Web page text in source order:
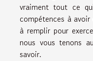
vraiment tout ce
compétences à
à remplir pour
nous vous tenons
savoir.